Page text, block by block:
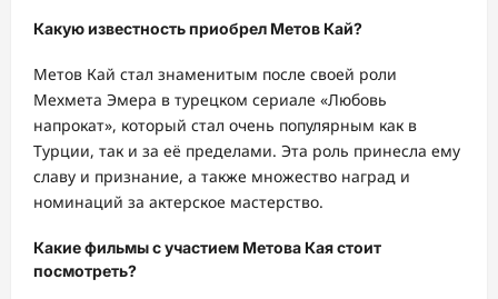
Какую известность приобрел Метов Кай?
Метов Кай стал знаменитым после своей роли
Мехмета Эмера в турецком сериале «Любовь
напрокат», который стал очень популярным как в
Турции, так и за её пределами. Эта роль принесла ему
славу и признание, а также множество наград и
номинаций за актерское мастерство.
Какие фильмы с участием Метова Кая стоит
посмотреть?